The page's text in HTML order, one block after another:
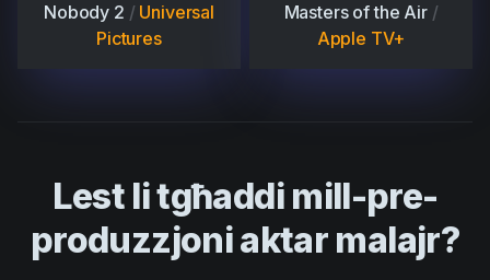
Nobody 2 / Universal
Pictures
Masters of the Air/
Apple TV+
Lest li tgħaddi mill-pre-
produzzjoni aktar malajr?